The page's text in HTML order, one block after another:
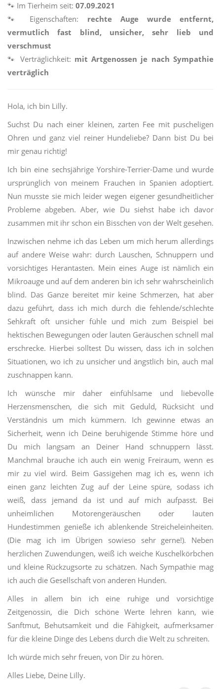
🐾 Im Tierheim seit: 07.09.2021
🐾
Eigenschaften: rechte Auge wurde entfernt,
vermutlich fast blind, unsicher, sehr lieb und
verschmust
🐾 Verträglichkeit: mit Artgenossen je nach Sympathie
verträglich
Hola, ich bin Lilly.
Suchst Du nach einer kleinen, zarten Fee mit puscheligen
Ohren und ganz viel reiner Hundeliebe? Dann bist Du bei
mir genau richtig!
Ich bin eine sechsjährige Yorshire-Terrier-Dame und wurde
ursprünglich von meinem Frauchen in Spanien adoptiert.
Nun musste sie mich leider wegen eigener gesundheitlicher
Probleme abgeben. Aber, wie Du siehst habe ich davor
zusammen mit ihr schon ein Bisschen von der Welt gesehen.
Inzwischen nehme ich das Leben um mich herum allerdings
auf andere Weise wahr: durch Lauschen, Schnuppern und
vorsichtiges Herantasten. Mein eines Auge ist nämlich ein
Mikroauge und auf dem anderen bin ich sehr wahrscheinlich
blind. Das Ganze bereitet mir keine Schmerzen, hat aber
dazu geführt, dass ich mich durch die fehlende/schlechte
Sehkraft oft unsicher fühle und mich zum Beispiel bei
hektischen Bewegungen oder lauten Geräuschen schnell mal
erschrecke. Hierbei solltest Du wissen, dass ich in solchen
Situationen, wo ich zu unsicher und ängstlich bin, auch mal
zuschnappen kann.
Ich wünsche mir daher einfühlsame und liebevolle
Herzensmenschen, die sich mit Geduld, Rücksicht und
Verständnis um mich kümmern. Ich gewinne etwas an
Sicherheit, wenn ich Deine beruhigende Stimme höre und
Du mich langsam an Deiner Hand schnuppern lässt.
Manchmal brauche ich auch ein wenig Freiraum, wenn es
mir zu viel wird. Beim Gassigehen mag ich es, wenn ich
einen ganz leichten Zug auf der Leine spüre, sodass ich
weiß, dass jemand da ist und auf mich aufpasst. Bei
unheimlichen Motorengeräuschen oder lauten
Hundestimmen genieße ich ablenkende Streicheleinheiten.
(Die mag ich im Übrigen sowieso sehr gerne!). Neben
herzlichen Zuwendungen, weiß ich weiche Kuschelkörbchen
und kleine Rückzugsorte zu schätzen. Nach Sympathie mag
ich auch die Gesellschaft von anderen Hunden.
Alles in allem bin ich eine ruhige und vorsichtige
Zeitgenossin, die Dich schöne Werte lehren kann, wie
Sanftmut, Behutsamkeit und die Fähigkeit, aufmerksamer
für die kleine Dinge des Lebens durch die Welt zu schreiten.
Ich würde mich sehr freuen, von Dir zu hören.
Alles Liebe, Deine Lilly.